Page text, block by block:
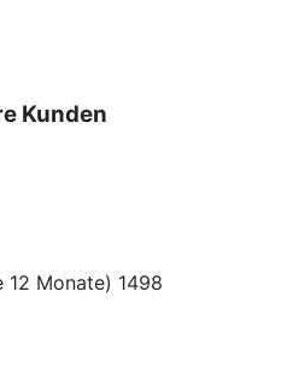
Kunden
12 Monate) 1498